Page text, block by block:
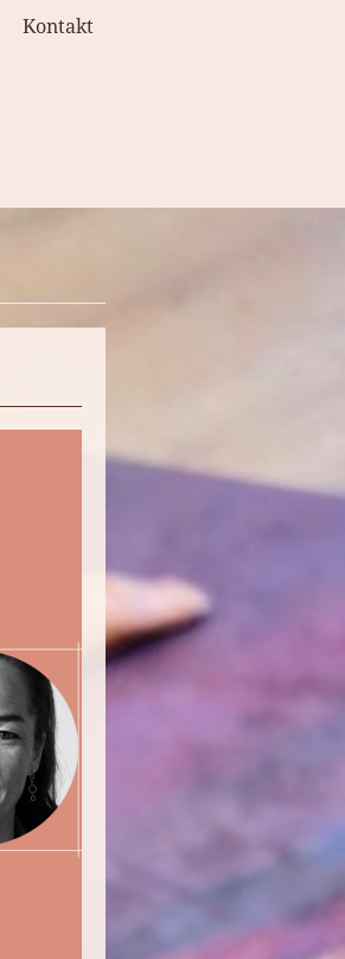
Kontakt